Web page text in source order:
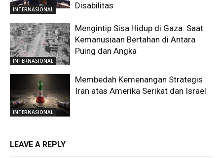
INTERNASIONAL
Disabilitas
INTERNASIONAL
Mengintip Sisa Hidup di Gaza: Saat
Kemanusiaan Bertahan di Antara
Puing dan Angka
INTERNASIONAL
Membedah Kemenangan Strategis
Iran atas Amerika Serikat dan Israel
LEAVE A REPLY